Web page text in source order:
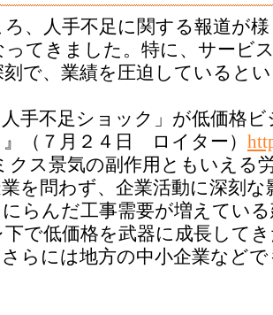
、人手不足に関する報道が
ってきました。特に、サービ
で、業績を圧迫していると
人手不足ショック」が低価格
（７月２４日 ロイター）
クス景気の副作用ともいえる
を問わず、企業活動に深刻
らんだ工事需要が増えてい
下で低価格を武器に成長して
らには地方の中小企業など